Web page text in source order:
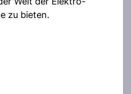
zu bieten.